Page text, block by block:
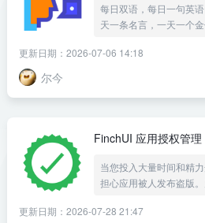
每日双语，每日一句英
天一条名言，一天一个金
品
更新日期：2026-07-06 14:18
尔今
FinchUI 应用授权管理
当您投入大量时间和精
担心应用被人发布盗版。
插件。这款插件使用 Z-
更新日期：2026-07-28 21:47